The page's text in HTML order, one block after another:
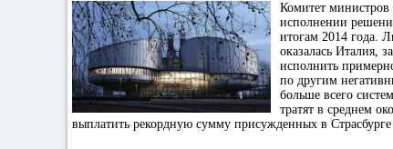
Комитет министров
исполнении
итогам 2014 года.
оказалась Италия,
исполнить
по другим
больше всего
тратят в среднем
выплатить рекордную сумму присужденных в